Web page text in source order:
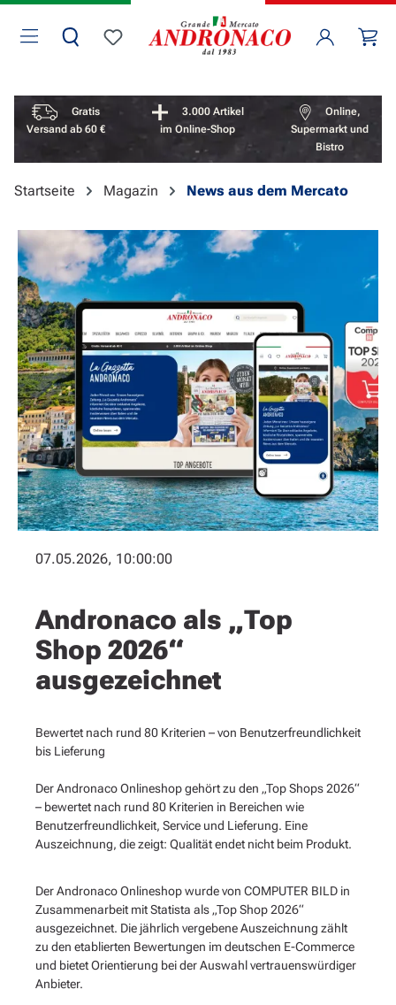
Zum Hauptinhalt springen
Du hast 0 Produkte auf dem Merkzettel
Vorteile überspringen
Gratis
Versand ab 60 €
3.000 Artikel
im Online-Shop
Online,
Supermarkt und
Bistro
Startseite Magazin News aus dem Mercato
07.05.2026, 10:00:00
Andronaco als „Top
Shop 2026“
ausgezeichnet
Bewertet nach rund 80 Kriterien – von Benutzerfreundlichkeit
bis Lieferung
Der Andronaco Onlineshop gehört zu den „Top Shops 2026“
– bewertet nach rund 80 Kriterien in Bereichen wie
Benutzerfreundlichkeit, Service und Lieferung. Eine
Auszeichnung, die zeigt: Qualität endet nicht beim Produkt.
Der Andronaco Onlineshop wurde von COMPUTER BILD in
Zusammenarbeit mit Statista als „Top Shop 2026“
ausgezeichnet. Die jährlich vergebene Auszeichnung zählt
zu den etablierten Bewertungen im deutschen E-Commerce
und bietet Orientierung bei der Auswahl vertrauenswürdiger
Anbieter.